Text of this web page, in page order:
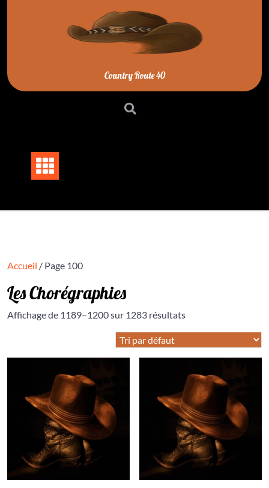
Country Route 40
Accueil / Page 100
Les Chorégraphies
Affichage de 1189–1200 sur 1283 résultats